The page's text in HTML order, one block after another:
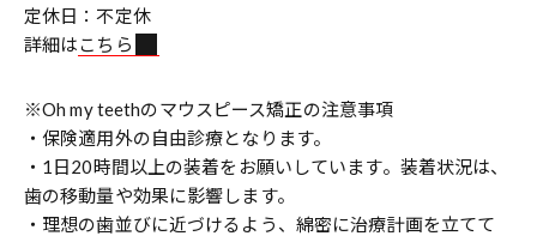
定休日：不定休
詳細はこちら
※Oh my teethのマウスピース矯正の注意事項
・保険適用外の自由診療となります。
・1日20時間以上の装着をお願いしています。装着状況は、
歯の移動量や効果に影響します。
・理想の歯並びに近づけるよう、綿密に治療計画を立てて